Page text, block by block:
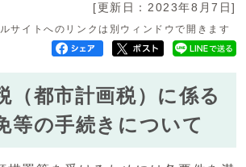
[更新日：2023年8月7日]
サイトへのリンクは別ウィンドウで開きます
（都市計画税）に係る
等の手続きについて